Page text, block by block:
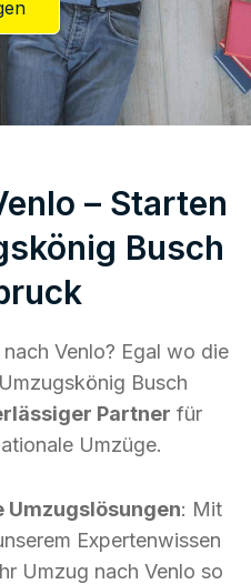
– Starten
Busch
Venlo? Egal wo die
Busch
Partner für
Umzüge.
Umzugslösungen: Mit
Expertenwissen
Umzug nach Venlo so